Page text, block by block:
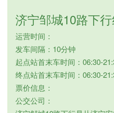
济宁邹城10路下
运营时间：
发车间隔：10分钟
起点站首末车时间：06:30-
终点站首末车时间：06:30-
票价信息：
公交公司：